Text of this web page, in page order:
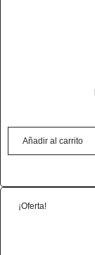
Añadir al carrito
¡Oferta!